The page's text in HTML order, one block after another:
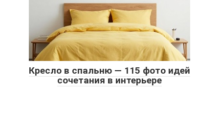
Кресло в спальню — 115 фото идей
сочетания в интерьере